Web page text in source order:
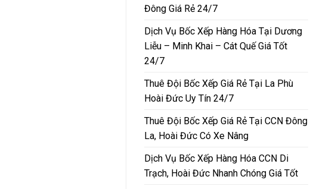
Đông Giá Rẻ 24/7
Dịch Vụ Bốc Xếp Hàng Hóa Tại Dương
Liễu – Minh Khai – Cát Quế Giá Tốt
24/7
Thuê Đội Bốc Xếp Giá Rẻ Tại La Phù
Hoài Đức Uy Tín 24/7
Thuê Đội Bốc Xếp Giá Rẻ Tại CCN Đông
La, Hoài Đức Có Xe Nâng
Dịch Vụ Bốc Xếp Hàng Hóa CCN Di
Trạch, Hoài Đức Nhanh Chóng Giá Tốt